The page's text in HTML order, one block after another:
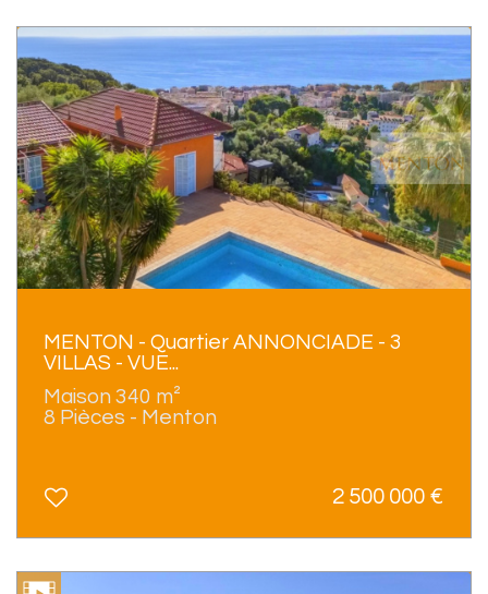
MENTON - Quartier ANNONCIADE - 3
VILLAS - VUE...
Maison 340 m²
8 Pièces - Menton
2 500 000 €